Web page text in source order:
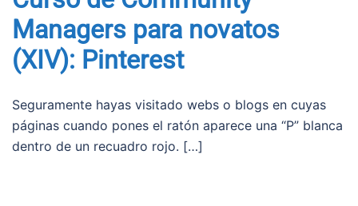
Managers para novatos
(XIV): Pinterest
Seguramente hayas visitado webs o blogs en cuyas
páginas cuando pones el ratón aparece una “P” blanca
dentro de un recuadro rojo. […]